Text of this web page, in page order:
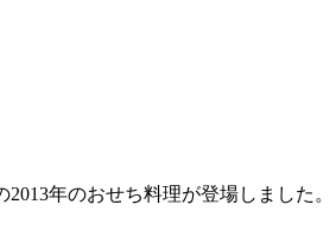
年のおせち料理が登場しました